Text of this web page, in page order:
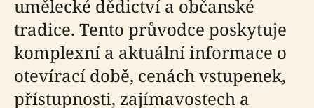
umělecké dědictví a občanské
tradice. Tento průvodce poskytuje
komplexní a aktuální informace o
otevírací době, cenách vstupenek,
přístupnosti, zajímavostech a